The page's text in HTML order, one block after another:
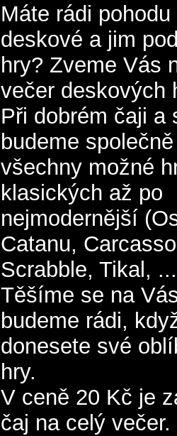
Máte rádi pohodu
deskové a jim
hry? Zveme Vás
večer deskových
Při dobrém čaji a
budeme
všechny možné
klasických až po
nejmodernější
Catanu,
Scrabble, Tikal,
Těšíme se na
budeme rádi,
donesete své
hry.
V ceně 20 Kč je
čaj na celý večer.